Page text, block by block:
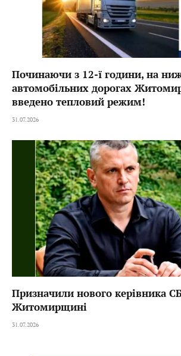
Починаючи з 12-ї години, на
автомобільних дорогах
введено тепловий режим!
31.07.2026
Призначили нового керівника
Житомирщині
31.07.2026